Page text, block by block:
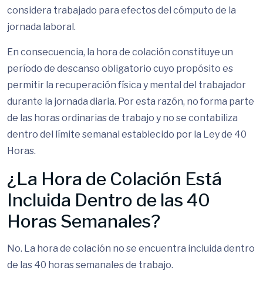
considera trabajado para efectos del cómputo de la
jornada laboral.
En consecuencia, la hora de colación constituye un
período de descanso obligatorio cuyo propósito es
permitir la recuperación física y mental del trabajador
durante la jornada diaria. Por esta razón, no forma parte
de las horas ordinarias de trabajo y no se contabiliza
dentro del límite semanal establecido por la Ley de 40
Horas.
¿La Hora de Colación Está
Incluida Dentro de las 40
Horas Semanales?
No. La hora de colación no se encuentra incluida dentro
de las 40 horas semanales de trabajo.